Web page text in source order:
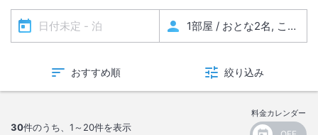
おすすめ順 絞り込み
30件のうち、 1～20件を表示
料金カレンダー